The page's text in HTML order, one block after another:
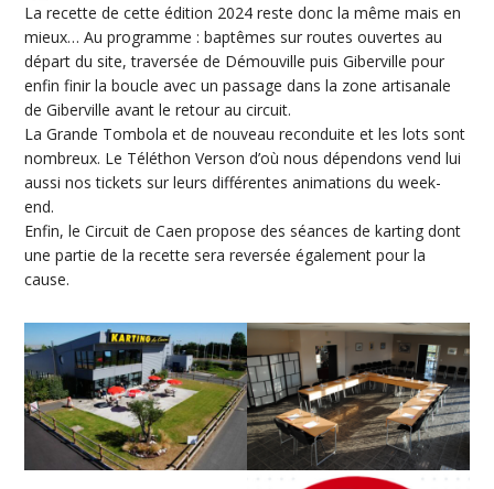
La recette de cette édition 2024 reste donc la même mais en
mieux… Au programme : baptêmes sur routes ouvertes au
départ du site, traversée de Démouville puis Giberville pour
enfin finir la boucle avec un passage dans la zone artisanale
de Giberville avant le retour au circuit.
La Grande Tombola et de nouveau reconduite et les lots sont
nombreux. Le Téléthon Verson d’où nous dépendons vend lui
aussi nos tickets sur leurs différentes animations du week-
end.
Enfin, le Circuit de Caen propose des séances de karting dont
une partie de la recette sera reversée également pour la
cause.